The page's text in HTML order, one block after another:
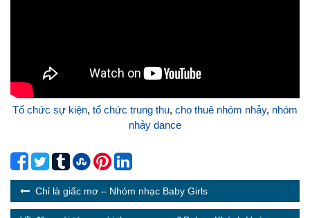
Tổ chức sự kiện, tổ chức trung thu, cho thuê nhóm nhảy, nhóm
nhảy dance
Chỉ là giấc mơ – Nhóm nhạc Baby Girls